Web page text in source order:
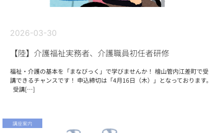
2026-03-30
【陸】介護福祉実務者、介護職員初任者研修
福祉・介護の基本を「まなびっく」で学びませんか！ 檜山管内江差町で受
講できるチャンスです！ 申込締切は「4月16日（木）」となっております。
受講[…]
講座案内